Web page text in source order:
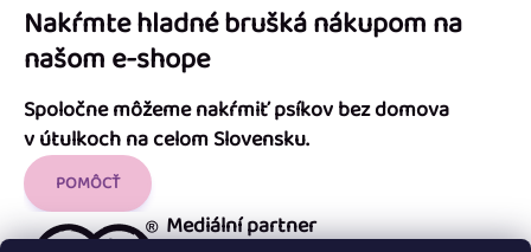
Nakŕmte hladné brušká nákupom na
našom e-shope
Spoločne môžeme nakŕmiť psíkov bez domova
v útulkoch na celom Slovensku.
POMÔCŤ
Mediální partner